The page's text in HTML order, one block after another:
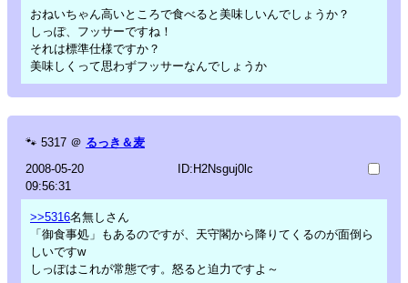
おねいちゃん高いところで食べると美味しいんでしょうか？
しっぽ、フッサーですね！
それは標準仕様ですか？
美味しくって思わずフッサーなんでしょうか
🐾 5317 ＠ るっき＆麦
2008-05-20
09:56:31
ID:H2Nsguj0lc
>>5316名無しさん
「御食事処」もあるのですが、天守閣から降りてくるのが面倒ら
しいですw
しっぽはこれが常態です。怒ると迫力ですよ～